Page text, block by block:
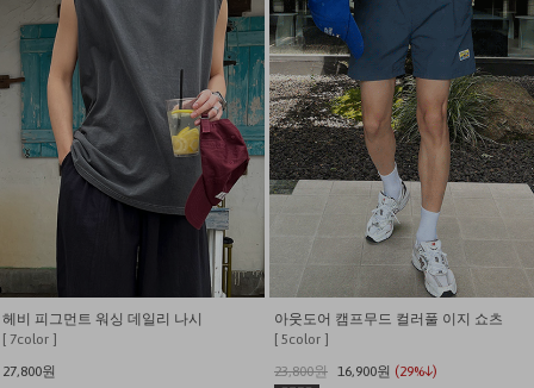
헤비 피그먼트 워싱 데일리 나시
[ 7color ]
27,800원
아웃도어 캠프무드 컬러풀 이지 쇼츠
[ 5color ]
23,800원 16,900원 (29%↓)